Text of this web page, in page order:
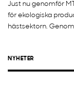
Just nu genomför
för ekologiska
hästsektorn.
NYHETER